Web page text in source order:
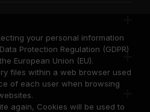
your personal information
Protection Regulation (GDPR)
European Union (EU).
files within a web browser used
of each user when browsing
again, Cookies will be used to